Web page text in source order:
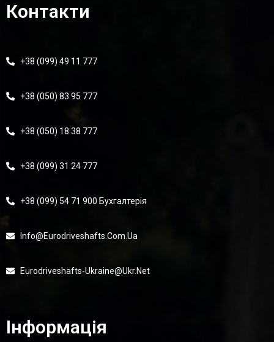
Контакти
+38 (099) 49 11 777
+38 (050) 83 95 777
+38 (050) 18 38 777
+38 (099) 31 24 777
+38 (099) 54 71 900 Бухгалтерія
Info@eurodriveshafts.com.ua
Eurodriveshafts-Ukraine@ukr.net
Інформація